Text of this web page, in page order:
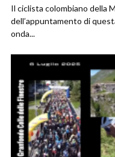
Il ciclista colombiano della
dell’appuntamento di
onda...